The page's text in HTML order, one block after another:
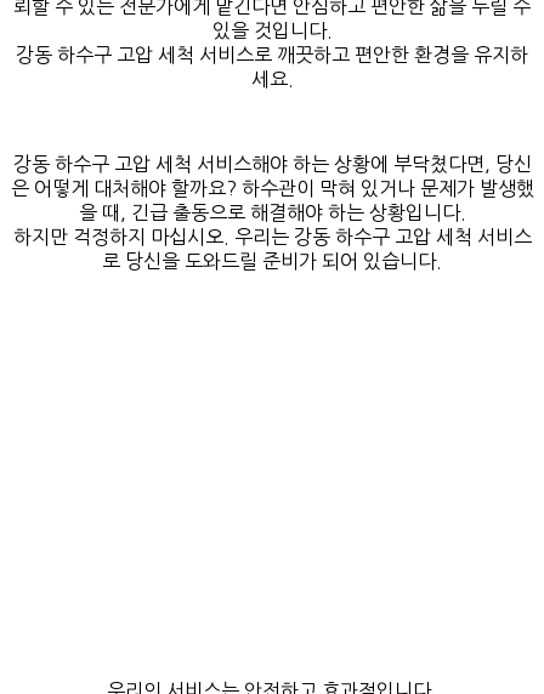
뢰할 수 있는 전문가에게 맡긴다면 안심하고 편안한 삶을 누릴 수
있을 것입니다.
강동 하수구 고압 세척 서비스로 깨끗하고 편안한 환경을 유지하
세요.
강동 하수구 고압 세척 서비스해야 하는 상황에 부닥쳤다면, 당신
은 어떻게 대처해야 할까요? 하수관이 막혀 있거나 문제가 발생했
을 때, 긴급 출동으로 해결해야 하는 상황입니다.
하지만 걱정하지 마십시오. 우리는 강동 하수구 고압 세척 서비스
로 당신을 도와드릴 준비가 되어 있습니다.
우리의 서비스는 안전하고 효과적입니다.